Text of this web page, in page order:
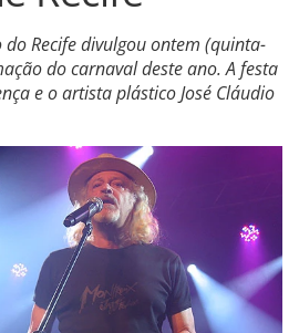
do Recife divulgou ontem (quinta-
do carnaval deste ano. A festa
e o artista plástico José Cláudio